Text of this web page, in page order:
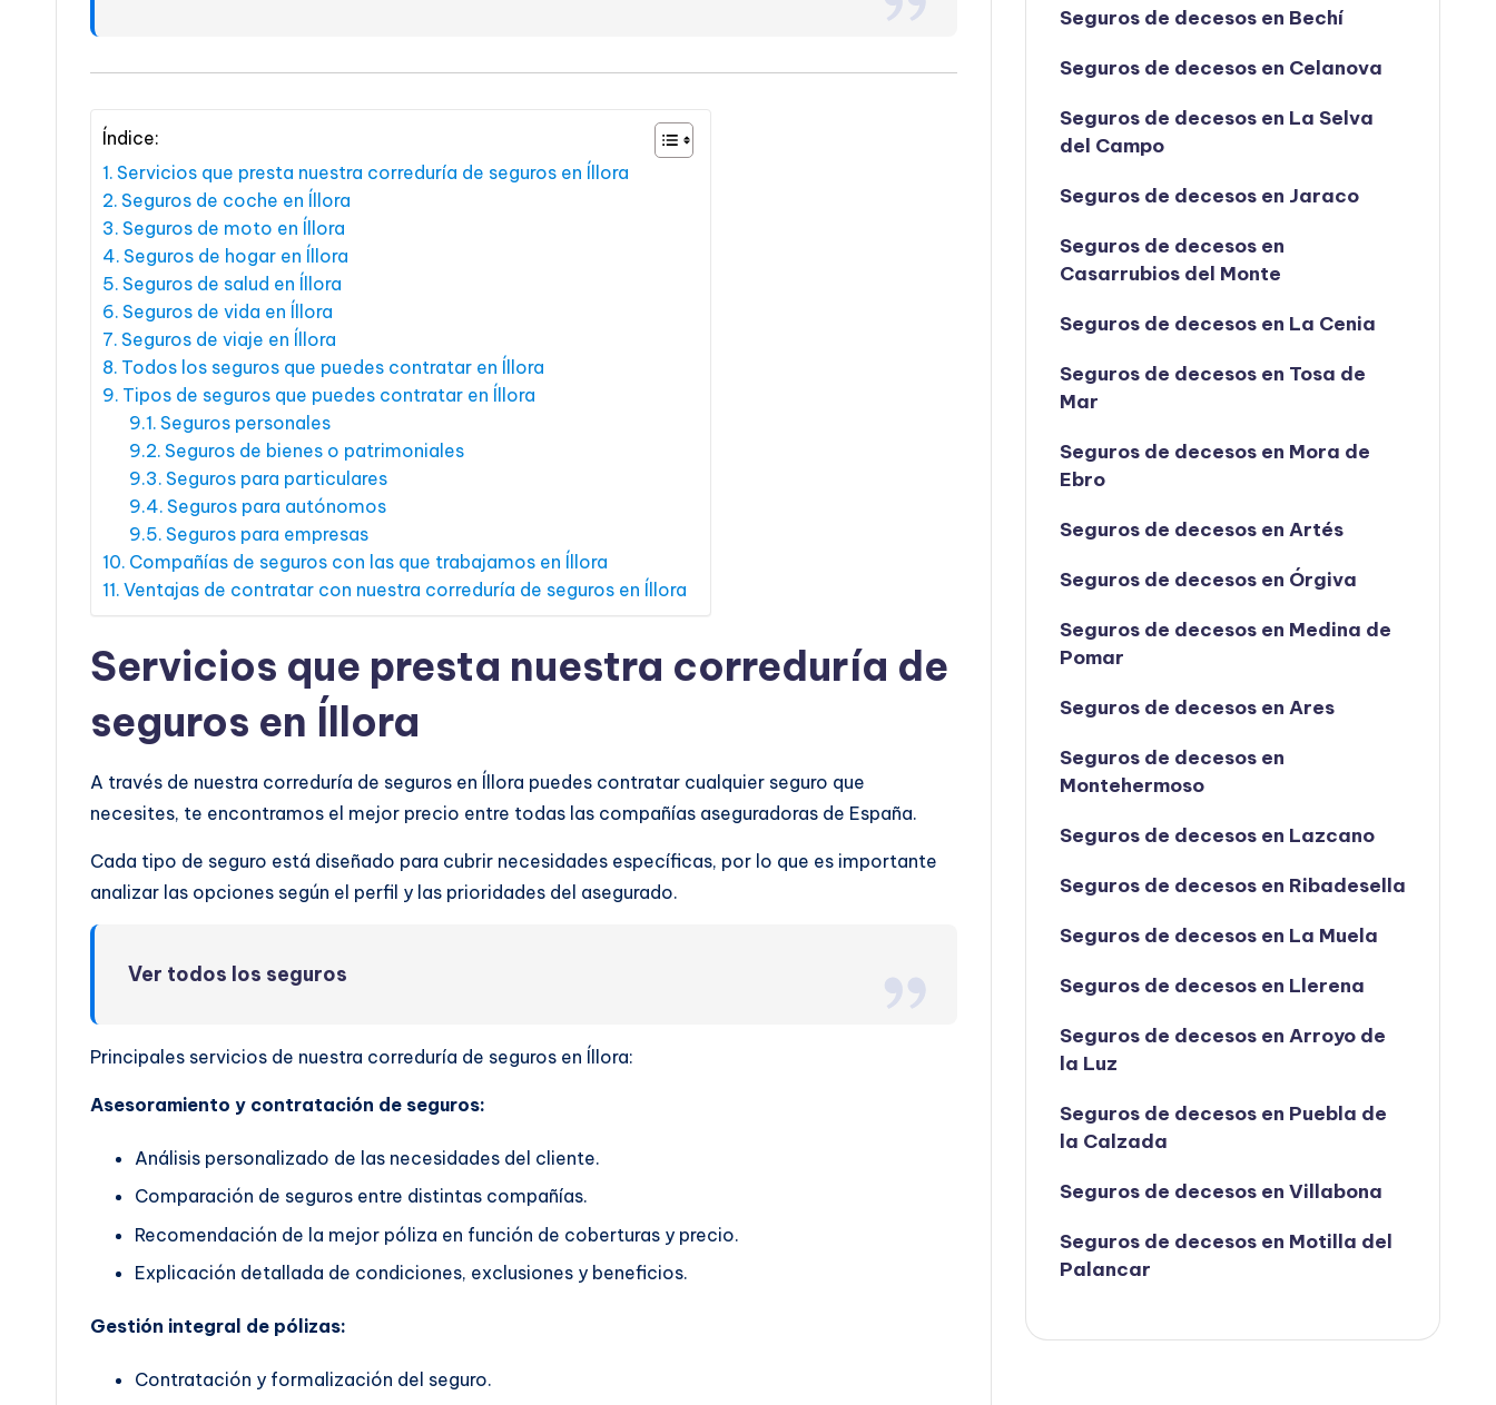
Índice:
Servicios que presta nuestra correduría de seguros en Íllora
Seguros de coche en Íllora
Seguros de moto en Íllora
Seguros de hogar en Íllora
Seguros de salud en Íllora
Seguros de vida en Íllora
Seguros de viaje en Íllora
Todos los seguros que puedes contratar en Íllora
Tipos de seguros que puedes contratar en Íllora
Seguros personales
Seguros de bienes o patrimoniales
Seguros para particulares
Seguros para autónomos
Seguros para empresas
Compañías de seguros con las que trabajamos en Íllora
Ventajas de contratar con nuestra correduría de seguros en Íllora
Servicios que presta nuestra correduría de
seguros en Íllora
A través de nuestra correduría de seguros en Íllora puedes contratar cualquier seguro que
necesites, te encontramos el mejor precio entre todas las compañías aseguradoras de España.
Cada tipo de seguro está diseñado para cubrir necesidades específicas, por lo que es importante
analizar las opciones según el perfil y las prioridades del asegurado.
Ver todos los seguros
Principales servicios de nuestra correduría de seguros en Íllora:
Asesoramiento y contratación de seguros:
Análisis personalizado de las necesidades del cliente.
Comparación de seguros entre distintas compañías.
Recomendación de la mejor póliza en función de coberturas y precio.
Explicación detallada de condiciones, exclusiones y beneficios.
Gestión integral de pólizas:
Contratación y formalización del seguro.
Seguros de decesos en Bechí
Seguros de decesos en Celanova
Seguros de decesos en La Selva
del Campo
Seguros de decesos en Jaraco
Seguros de decesos en
Casarrubios del Monte
Seguros de decesos en La Cenia
Seguros de decesos en Tosa de
Mar
Seguros de decesos en Mora de
Ebro
Seguros de decesos en Artés
Seguros de decesos en Órgiva
Seguros de decesos en Medina de
Pomar
Seguros de decesos en Ares
Seguros de decesos en
Montehermoso
Seguros de decesos en Lazcano
Seguros de decesos en Ribadesella
Seguros de decesos en La Muela
Seguros de decesos en Llerena
Seguros de decesos en Arroyo de
la Luz
Seguros de decesos en Puebla de
la Calzada
Seguros de decesos en Villabona
Seguros de decesos en Motilla del
Palancar